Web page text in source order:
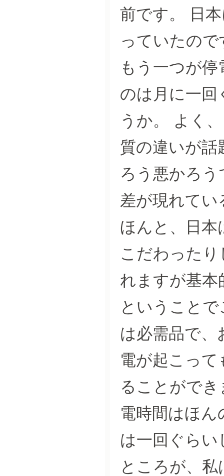
前です。 日
っていたの
もう一つが
のは月に一
うか。 よく
質の違いが
ろう悪かろ
差が現れて
ほんと、日本
こだわった
れますが基本
ということ
は必需品で、
電が起こっ
ることがで
電時間はほん
は一回ぐら
ところが、